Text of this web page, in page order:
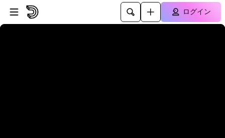
プレイヤーにスキップ
メインコンテンツにスキップ
ログイン